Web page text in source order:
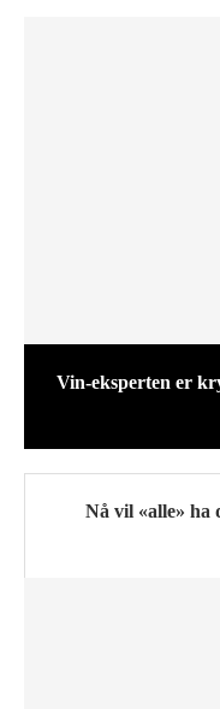
Vin-eksperten er
Nå vil «alle» ha